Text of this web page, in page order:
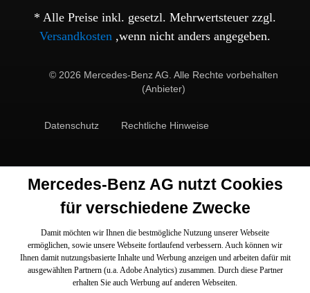
* Alle Preise inkl. gesetzl. Mehrwertsteuer zzgl.
Versandkosten ,wenn nicht anders angegeben.
© 2026 Mercedes-Benz AG. Alle Rechte vorbehalten
(Anbieter)
Datenschutz Rechtliche Hinweise
Mercedes-Benz AG nutzt Cookies
für verschiedene Zwecke
Damit möchten wir Ihnen die bestmögliche Nutzung unserer Webseite
ermöglichen, sowie unsere Webseite fortlaufend verbessern. Auch können wir
Ihnen damit nutzungsbasierte Inhalte und Werbung anzeigen und arbeiten dafür mit
ausgewählten Partnern (u.a. Adobe Analytics) zusammen. Durch diese Partner
erhalten Sie auch Werbung auf anderen Webseiten.